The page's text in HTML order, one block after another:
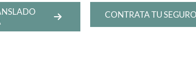
CONTRATA TU